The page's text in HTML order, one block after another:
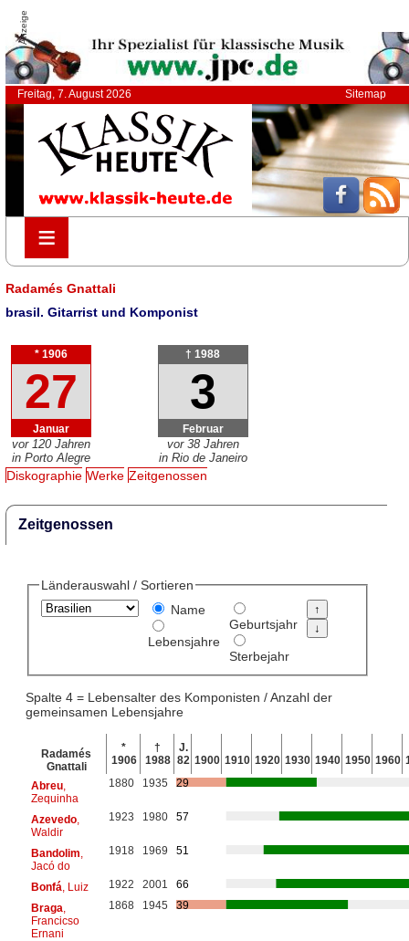
Anzeige
Freitag, 7. August 2026 Sitemap
≡
≡
Radamés Gnattali
brasil. Gitarrist und Komponist
* 1906
27
Januar
vor 120 Jahren
in Porto Alegre
† 1988
3
Februar
vor 38 Jahren
in Rio de Janeiro
Diskographie Werke Zeitgenossen
Zeitgenossen
Länderauswahl / Sortieren
Name
Lebensjahre
Geburtsjahr
Sterbejahr
Spalte 4 = Lebensalter des Komponisten / Anzahl der
gemeinsamen Lebensjahre
Radamés
Gnattali
*
1906
†
1988
J.
82 1900 1910 1920 1930 1940 1950 1960
Abreu,
Zequinha
1880 1935 29
Azevedo,
Waldir
1923 1980 57
Bandolim
Jacó do
1918 1969 51
Bonfá , Luiz 1922 2001
66
Braga
Francicso
Ernani
1868 1945 39